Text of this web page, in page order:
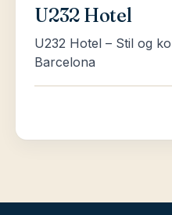
U232 Hotel
U232 Hotel – Stil og
Barcelona